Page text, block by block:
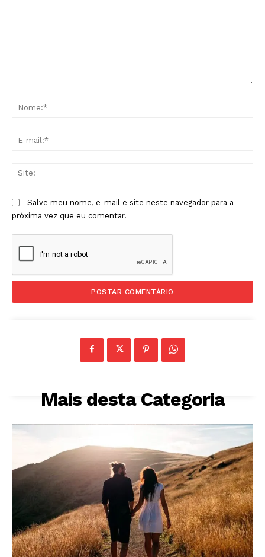
Salve meu nome, e-mail e site neste navegador para a
próxima vez que eu comentar.
Mais desta Categoria